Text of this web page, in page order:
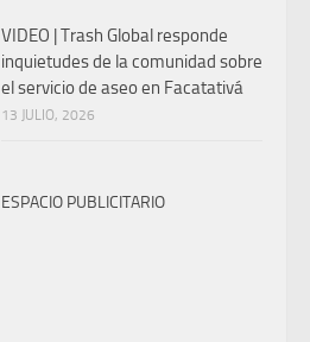
VIDEO | Trash Global responde
inquietudes de la comunidad sobre
el servicio de aseo en Facatativá
13 JULIO, 2026
ESPACIO PUBLICITARIO